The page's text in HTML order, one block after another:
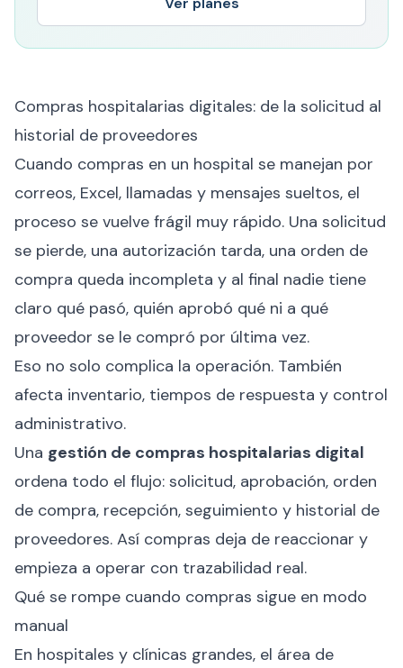
Compras hospitalarias digitales: de la solicitud al
historial de proveedores
Cuando compras en un hospital se manejan por
correos, Excel, llamadas y mensajes sueltos, el
proceso se vuelve frágil muy rápido. Una solicitud
se pierde, una autorización tarda, una orden de
compra queda incompleta y al final nadie tiene
claro qué pasó, quién aprobó qué ni a qué
proveedor se le compró por última vez.
Eso no solo complica la operación. También
afecta inventario, tiempos de respuesta y control
administrativo.
Una gestión de compras hospitalarias digital
ordena todo el flujo: solicitud, aprobación, orden
de compra, recepción, seguimiento y historial de
proveedores. Así compras deja de reaccionar y
empieza a operar con trazabilidad real.
Qué se rompe cuando compras sigue en modo
manual
En hospitales y clínicas grandes, el área de